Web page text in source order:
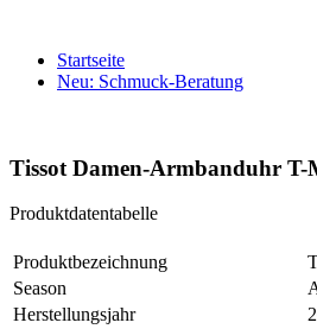
Startseite
Neu: Schmuck-Beratung
Tissot Damen-Armbanduhr T-
Produktdatentabelle
Produktbezeichnung
Season
Herstellungsjahr